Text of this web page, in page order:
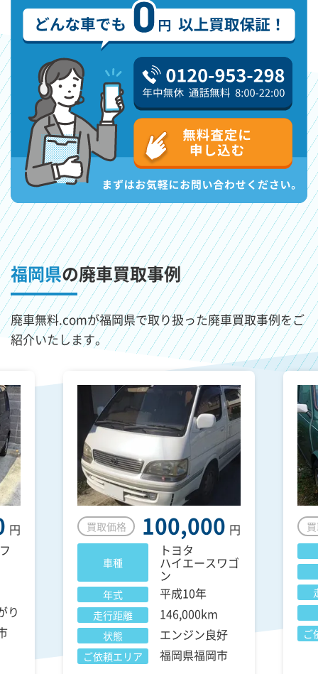
福岡県の廃車買取事例
廃車無料.comが福岡県で取り扱った廃車買取事例をご
紹介いたします。
円
り
買取価格 100,000 円
車種
トヨタ
ハイエースワゴ
ン
年式 平成10年
走行距離 146,000km
状態 エンジン良好
ご依頼エリア 福岡県福岡市
ご